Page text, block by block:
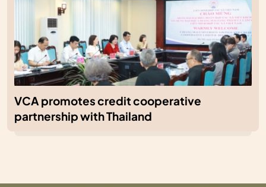
VCA promotes credit cooperative
partnership with Thailand